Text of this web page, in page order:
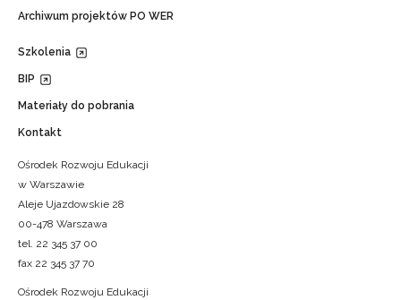
Archiwum projektów PO WER
Szkolenia
BIP
Materiały do pobrania
Kontakt
Ośrodek Rozwoju Edukacji
w Warszawie
Aleje Ujazdowskie 28
00-478 Warszawa
tel. 22 345 37 00
fax 22 345 37 70
Ośrodek Rozwoju Edukacji